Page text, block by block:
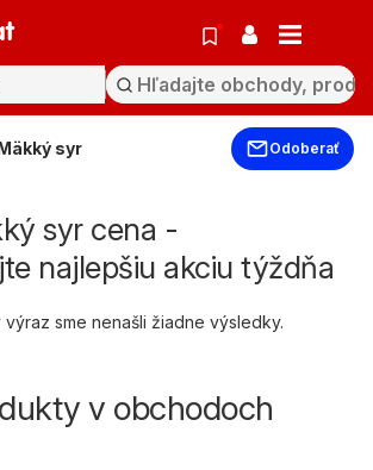
syr Odoberať
syr cena -
najlepšiu akciu týždňa
výraz sme nenašli žiadne výsledky.
v obchodoch